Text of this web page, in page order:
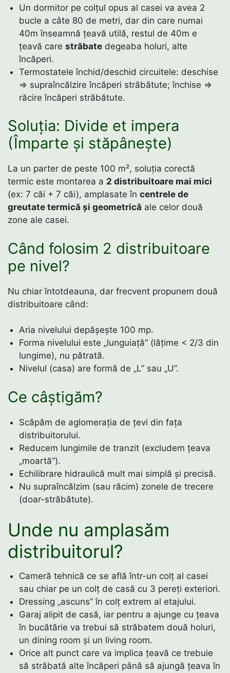
Un dormitor pe colțul opus al casei va avea 2
bucle a câte 80 de metri, dar din care numai
40m înseamnă țeavă utilă, restul de 40m e
țeavă carestrăbate degeaba holuri, alte
încăperi.
Termostatele închid/deschid circuitele: deschise
⇒ supraîncălzire încăperi străbătute; închise ⇒
răcire încăperi străbătute.
Soluția: Divide et impera
(Împarte și stăpânește)
La un parter de peste 100 m², soluția corectă
termic este montarea a 2 distribuitoare mai mici
(ex: 7 căi + 7 căi), amplasate în centrele de
greutate termică și geometrică ale celor două
zone ale casei.
Când folosim 2 distribuitoare
pe nivel?
Nu chiar întotdeauna, dar frecvent propunem două
distribuitoare când:
Aria nivelului depășește 100 mp.
Forma nivelului este „lunguiață” (lățime < 2/3 din
lungime), nu pătrată.
Nivelul (casa) are formă de „L” sau „U”.
Ce câștigăm?
Scăpăm de aglomerația de țevi din fața
distribuitorului.
Reducem lungimile de tranzit (excludem țeava
„moartă”).
Echilibrare hidraulică mult mai simplă și precisă.
Nu supraîncălzim (sau răcim) zonele de trecere
(doar-străbătute).
Unde nu amplasăm
distribuitorul?
Cameră tehnică ce se află într-un colț al casei
sau chiar pe un colț de casă cu 3 pereți exteriori.
Dressing „ascuns” în colț extrem al etajului.
Garaj alipit de casă, iar pentru a ajunge cu țeava
în bucătărie va trebui să străbatem două holuri,
un dining room și un living room.
Orice alt punct care va implica țeavă ce trebuie
să străbată alte încăperi până să ajungă țeava în